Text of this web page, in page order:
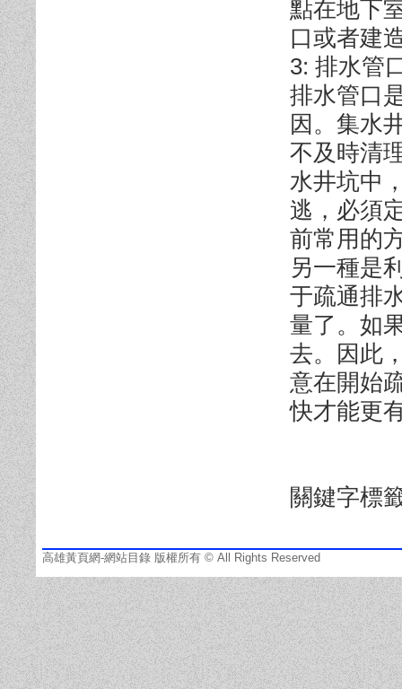
點在地下
口或者建
3: 排水管
排水管口
因。集水
不及時清
水井坑中
逃，必須
前常用的
另一種是
于疏通排
量了。如
去。因此
意在開始
快才能更
關鍵字標
高雄黃頁網-網站目錄 版權所有 © All Rights Reserved